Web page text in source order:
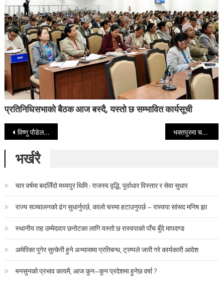
प्रतिनिधिसभाको बैठक आज बस्दै, यस्तो छ सम्भावित कार्यसूची
Post navigation
विष्णु पौडेललाई अपहरण शैलीमा गिरफ्तार गरियो, यो प्रतिशोधको पराकाष्ठा हो : ओली भक्तपुरमा चक्कु प्रहार गरी एक युवकको हत्या, तीन जना पक्राउ
भर्खरै
चार वर्षमा बदलिँदो मध्यपुर थिमि : राजस्व वृद्धि, पूर्वाधार विस्तार र सेवा सुधार
राज्य सञ्चालनको ढंग सुधार्नुपर्छ, कालो चस्मा हटाउनुपर्छ – रास्वपा सांसद मनिष झा
स्थानीय तह उम्मेदवार छनोटका लागि यस्तो छ रास्वपाको पाँच बुँदे मापदण्ड
अमेरिका पुगेर सुत्केरी हुने अभ्यासमा प्रतिबन्ध, ट्रम्पले जारी गरे कार्यकारी आदेश
मनसुनको प्रभाव कायमै, आज कुन–कुन प्रदेशमा हुनेछ वर्षा ?